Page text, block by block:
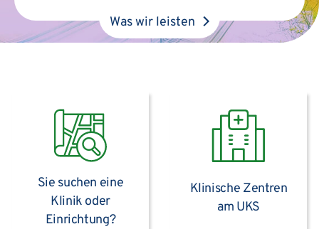
Was wir leisten
Sie suchen eine
Klinik oder
Einrichtung?
Klinische Zentren
am UKS